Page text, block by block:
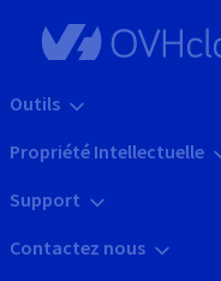
Outils
Propriété Intellectuelle
Support
Contactez nous